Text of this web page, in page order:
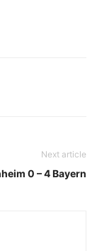
Next article
0 – 4 Bayern